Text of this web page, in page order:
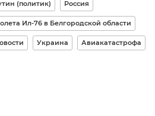
(политик) Россия
Ил-76 в Белгородской области
Украина Авиакатастрофа